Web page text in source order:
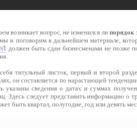
возникает вопрос, не изменился липорядок
и поговорим в дальнейшем материале,
должен быть сдан бизнесменами не позже
титульный листок, первый и второй
он составляется по нарастающей
указаны сведения о датах и суммах
Здесь следует представить информацию о
быть квартал, полугодие, год или девять